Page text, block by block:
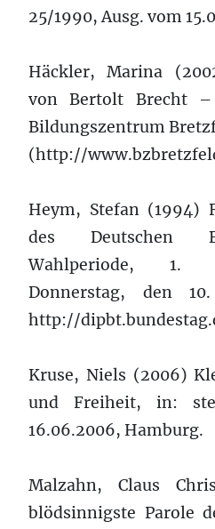
25/1990, Ausg. vom
Häckler, Marina
von Bertolt Brecht –
Bildungszentrum
(http://
Heym, Stefan (1994)
des Deutschen
Wahlperiode, 1.
Donnerstag, den
http://
Kruse, Niels (2006)
und Freiheit, in:
16.06.2006, Hamburg.
Malzahn, Claus
blödsinnigste Parole